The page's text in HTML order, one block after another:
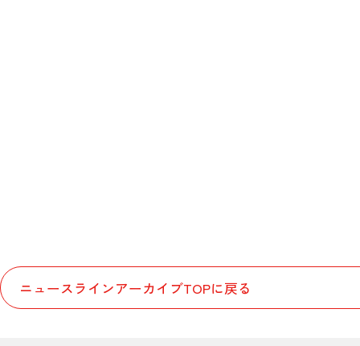
ニュースラインアーカイブTOPに戻る